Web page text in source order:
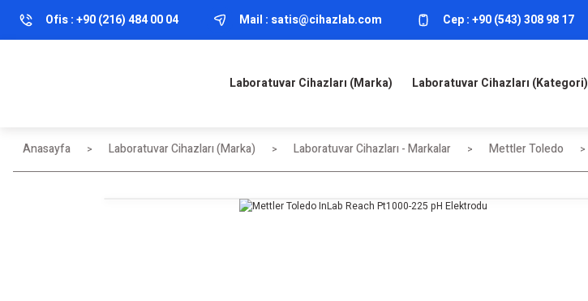
Ofis :+90 (216) 484 00 04 Mail : satis@cihazlab.com Cep :+90 (543) 308 98 17
Laboratuvar Cihazları (Marka) Laboratuvar Cihazları (Kategori)
Anasayfa Laboratuvar Cihazları (Marka) Laboratuvar Cihazları - Markalar Mettler Toledo